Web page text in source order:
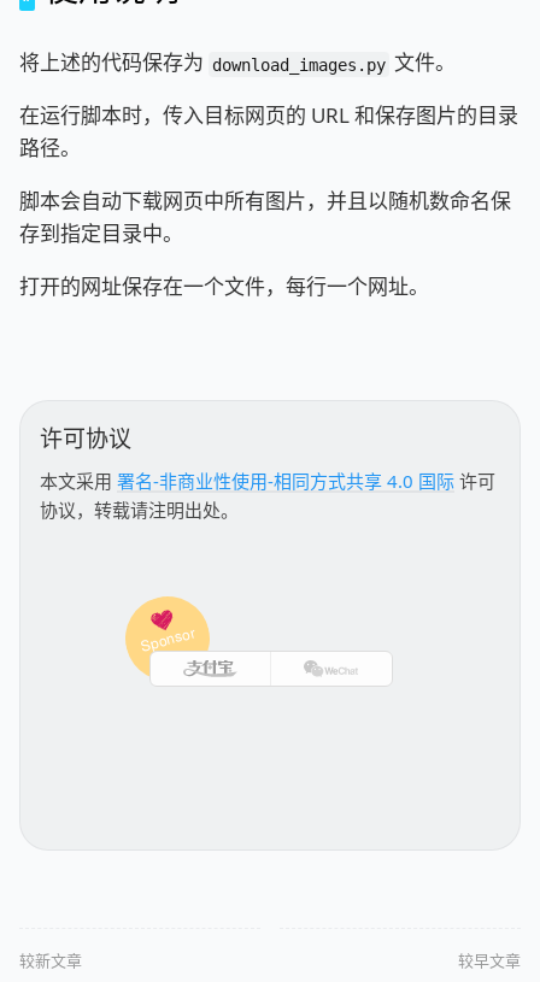
将上述的代码保存为 download_images.py 文件。
在运行脚本时，传入目标网页的 URL 和保存图片的目录
路径。
脚本会自动下载网页中所有图片，并且以随机数命名保
存到指定目录中。
打开的网址保存在一个文件，每行一个网址。
许可协议
本文采用 署名-非商业性使用-相同方式共享 4.0 国际 许可
协议，转载请注明出处。
较新文章 较早文章